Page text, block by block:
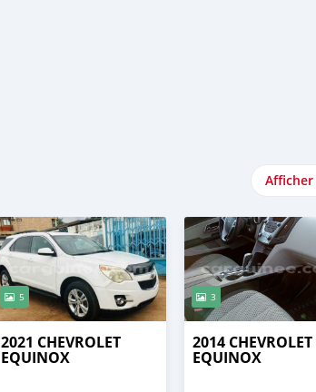
5
2021 CHEVROLET
EQUINOX
3
2014 CHEVROLET
EQUINOX